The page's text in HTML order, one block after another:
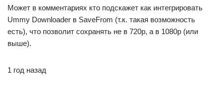
Может в комментариях кто подскажет как интегрировать
Ummy Downloader в SaveFrom (т.к. такая возможность
есть), что позволит сохранять не в 720p, а в 1080p (или
выше).
1 год назад